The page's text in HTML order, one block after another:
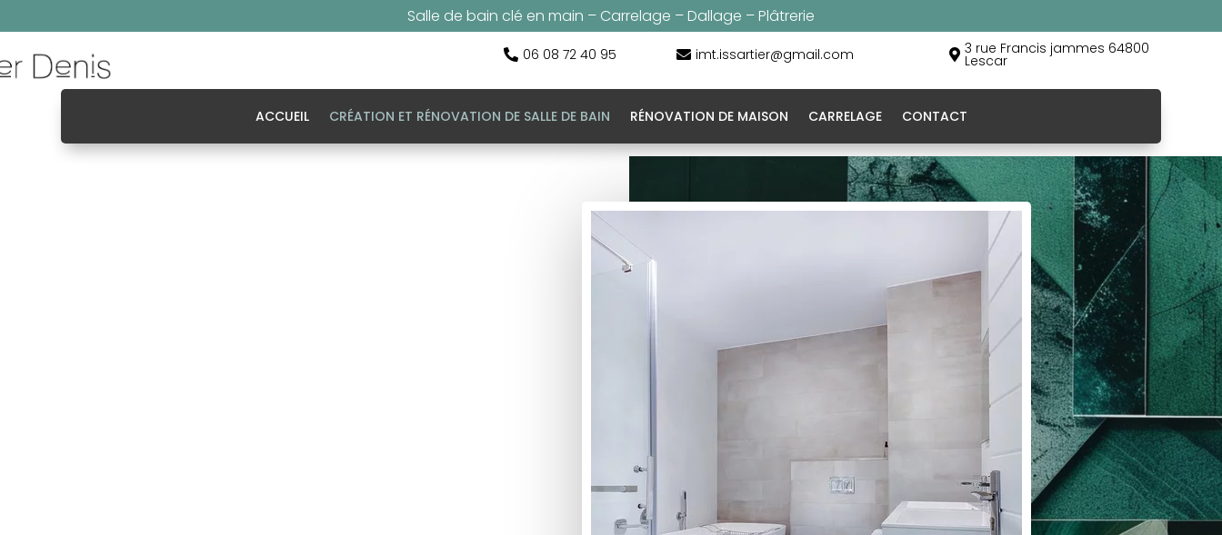
Salle de bain clé en main – Carrelage – Dallage – Plâtrerie
 06 08 72 40 95  imt.issartier@gmail.com  3 rue Francis jammes 64800
Lescar
ACCUEIL CRÉATION ET RÉNOVATION DE SALLE DE BAIN RÉNOVATION DE MAISON CARRELAGE CONTACT